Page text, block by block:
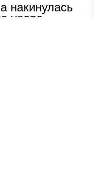
накинулась
удара